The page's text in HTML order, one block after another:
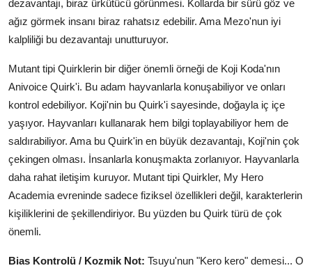
dezavantajı, biraz ürkütücü görünmesi. Kollarda bir sürü göz ve
ağız görmek insanı biraz rahatsız edebilir. Ama Mezo'nun iyi
kalpliliği bu dezavantajı unutturuyor.
Mutant tipi Quirklerin bir diğer önemli örneği de Koji Koda'nın
Anivoice Quirk'i. Bu adam hayvanlarla konuşabiliyor ve onları
kontrol edebiliyor. Koji'nin bu Quirk'i sayesinde, doğayla iç içe
yaşıyor. Hayvanları kullanarak hem bilgi toplayabiliyor hem de
saldırabiliyor. Ama bu Quirk'in en büyük dezavantajı, Koji'nin çok
çekingen olması. İnsanlarla konuşmakta zorlanıyor. Hayvanlarla
daha rahat iletişim kuruyor. Mutant tipi Quirkler, My Hero
Academia evreninde sadece fiziksel özellikleri değil, karakterlerin
kişiliklerini de şekillendiriyor. Bu yüzden bu Quirk türü de çok
önemli.
Bias Kontrolü / Kozmik Not: Tsuyu'nun "Kero kero" demesi... O